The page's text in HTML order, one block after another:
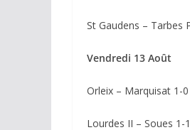
St Gaudens – Tarbes
Vendredi 13 Août
Orleix – Marquisat 1-
Lourdes II – Soues 1-